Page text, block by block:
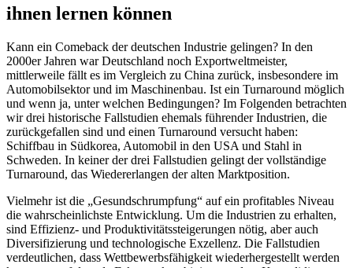
ihnen lernen können
Kann ein Comeback der deutschen Industrie gelingen? In den
2000er Jahren war Deutschland noch Exportweltmeister,
mittlerweile fällt es im Vergleich zu China zurück, insbesondere im
Automobilsektor und im Maschinenbau. Ist ein Turnaround möglich
und wenn ja, unter welchen Bedingungen? Im Folgenden betrachten
wir drei historische Fallstudien ehemals führender Industrien, die
zurückgefallen sind und einen Turnaround versucht haben:
Schiffbau in Südkorea, Automobil in den USA und Stahl in
Schweden. In keiner der drei Fallstudien gelingt der vollständige
Turnaround, das Wiedererlangen der alten Marktposition.
Vielmehr ist die „Gesundschrumpfung“ auf ein profitables Niveau
die wahrscheinlichste Entwicklung. Um die Industrien zu erhalten,
sind Effizienz- und Produktivitätssteigerungen nötig, aber auch
Diversifizierung und technologische Exzellenz. Die Fallstudien
verdeutlichen, dass Wettbewerbsfähigkeit wiederhergestellt werden